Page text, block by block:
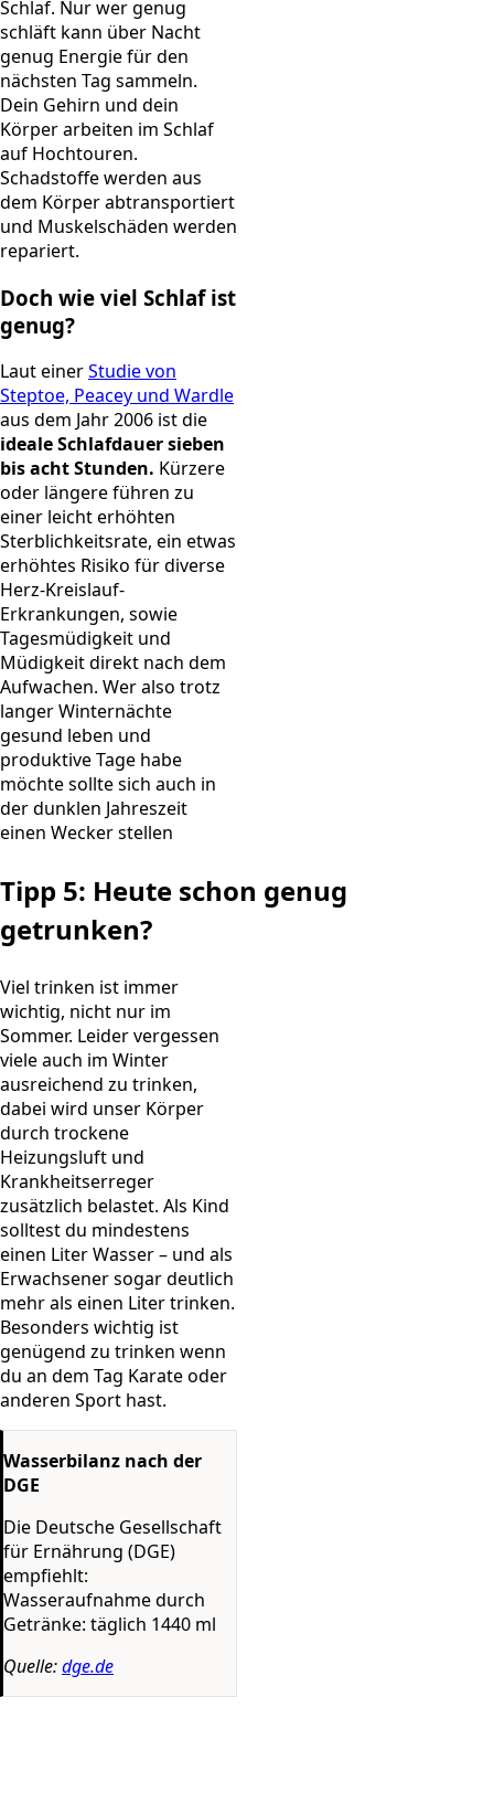
Schlaf. Nur wer genug
schläft kann über Nacht
genug Energie für den
nächsten Tag sammeln.
Dein Gehirn und dein
Körper arbeiten im Schlaf
auf Hochtouren.
Schadstoffe werden aus
dem Körper abtransportiert
und Muskelschäden werden
repariert.
Doch wie viel Schlaf ist
genug?
Laut einerStudie von
Steptoe, Peacey und Wardle
aus dem Jahr 2006 ist die
ideale Schlafdauer sieben
bis acht Stunden. Kürzere
oder längere führen zu
einer leicht erhöhten
Sterblichkeitsrate, ein etwas
erhöhtes Risiko für diverse
Herz-Kreislauf-
Erkrankungen, sowie
Tagesmüdigkeit und
Müdigkeit direkt nach dem
Aufwachen. Wer also trotz
langer Winternächte
gesund leben und
produktive Tage habe
möchte sollte sich auch in
der dunklen Jahreszeit
einen Wecker stellen
Tipp 5: Heute schon genug
getrunken?
Viel trinken ist immer
wichtig, nicht nur im
Sommer. Leider vergessen
viele auch im Winter
ausreichend zu trinken,
dabei wird unser Körper
durch trockene
Heizungsluft und
Krankheitserreger
zusätzlich belastet. Als Kind
solltest du mindestens
einen Liter Wasser – und als
Erwachsener sogar deutlich
mehr als einen Liter trinken.
Besonders wichtig ist
genügend zu trinken wenn
du an dem Tag Karate oder
anderen Sport hast.
Wasserbilanz nach der
DGE
Die Deutsche Gesellschaft
für Ernährung (DGE)
empfiehlt:
Wasseraufnahme durch
Getränke: täglich 1440 ml
Quelle:dge.de